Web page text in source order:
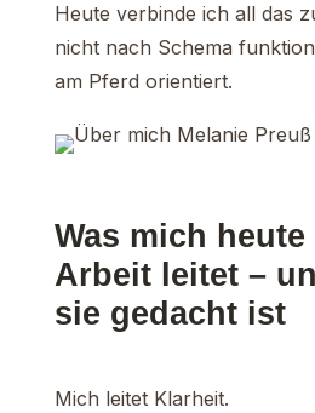
Heute verbinde ich all das
nicht nach Schema
am Pferd orientiert.
Was mich
Arbeit leitet –
sie gedacht ist
Mich leitet Klarheit.